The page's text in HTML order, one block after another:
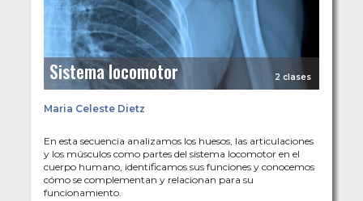
Sistema locomotor 2 clases
Maria Celeste Dietz
En esta secuencia analizamos los huesos, las articulaciones
y los músculos como partes del sistema locomotor en el
cuerpo humano, identificamos sus funciones y conocemos
cómo se complementan y relacionan para su
funcionamiento.